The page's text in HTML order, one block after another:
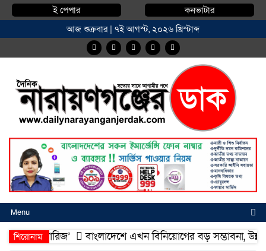
ই পেপার
কনভাটার
আজ শুক্রবার | ৭ই আগস্ট, ২০২৬ খ্রিস্টাব্দ
Menu
শিরোনাম
ফিশারিজ’
বাংলাদেশে এখন বিনিয়োগের বড় সম্ভাবনা,